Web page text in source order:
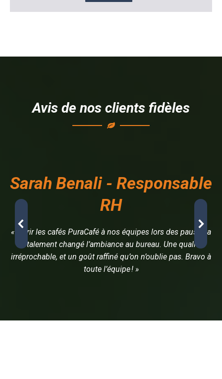
Avis de nos clients fidèles
Sarah Benali - Responsable
RH
« Offrir les cafés PuraCafé à nos équipes lors des pauses a
totalement changé l’ambiance au bureau. Une qualité
irréprochable, et un goût raffiné qu’on n’oublie pas. Bravo à
toute l’équipe ! »